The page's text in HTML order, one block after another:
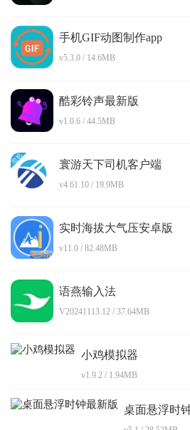
手机GIF动图制作app
v5.3.0 / 14.6MB
酷彩铃声最新版
v1.0.6 / 44.5MB
寰游天下司机客户端
v4.61.10 / 19.9MB
实时海拔大气压安卓版
v11.0 / 82.48MB
语燕输入法
V20241113.12 / 37.64MB
小鸡模拟器
v1.9.2 / 1.94MB
桌面悬浮时